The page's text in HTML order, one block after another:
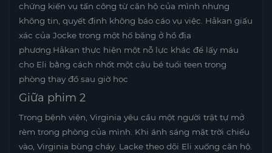
chứng kiến ​​vụ tấn công từ căn hộ của mình nhưng
không tin, quyết định không báo cáo vụ việc. Håkan giấu
xác của Jocke trong một hố băng ở hồ địa
phương.Håkan thực hiện một nỗ lực khác để lấy máu
cho Eli bằng cách nhốt một cậu bé tuổi teen trong
phòng thay đồ sau giờ học
Giữa phim 2
Trong bệnh viện, Virginia yêu cầu một người trật tự mở
rèm trong phòng của mình. Khi ánh sáng mặt trời chiếu
vào, Virginia bùng cháy. Lacke theo dõi Eli xuống căn hộ.